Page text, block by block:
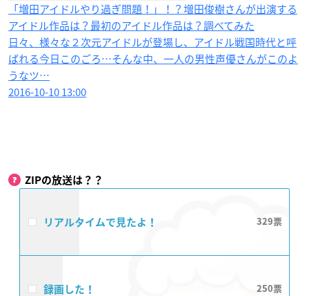
「増田アイドルやり過ぎ問題！」！？増田俊樹さんが出演する
アイドル作品は？最初のアイドル作品は？調べてみた
日々、様々な２次元アイドルが登場し、アイドル戦国時代と呼
ばれる今日このごろ…そんな中、一人の男性声優さんがこのよ
うなツ…
2016-10-10 13:00
ZIPの放送は？？
リアルタイムで見たよ！ 329
録画した！ 250